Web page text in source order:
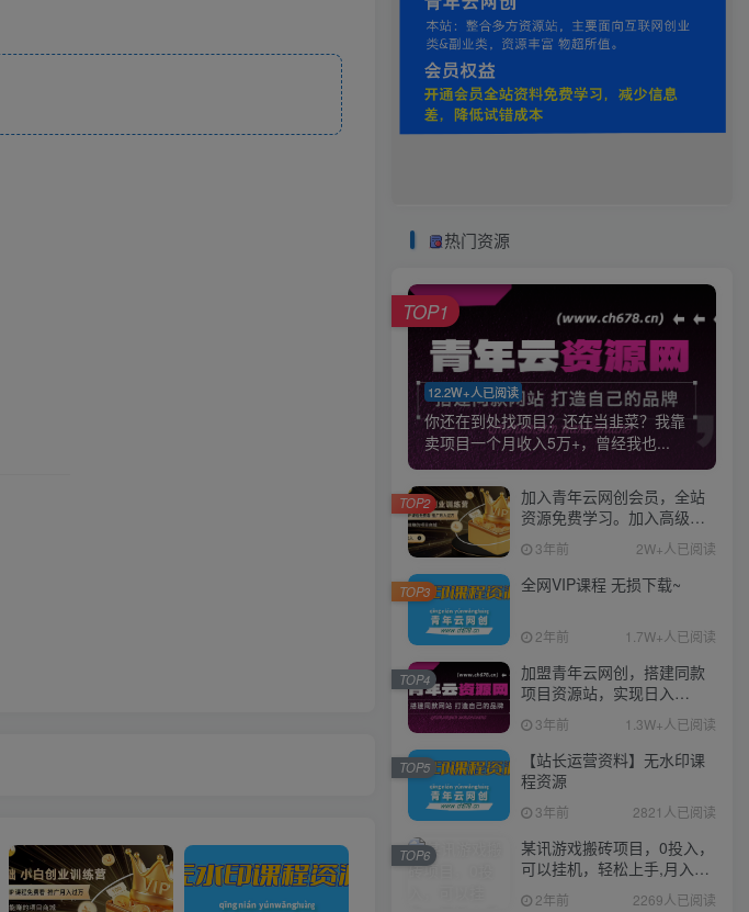
热门资源
12.2W+人已阅读
你还在到处找项目？还在当韭菜？我靠
卖项目一个月收入5万+，曾经我也...
TOP1
加入青年云网创会员，全站
资源免费学习。加入高级合
伙人，推广日入1000+
3年前 2W+人已阅读
TOP2
全网VIP课程 无损下载~
2年前 1.7W+人已阅读
TOP3
加盟青年云网创，搭建同款
项目资源站，实现日入
2000+
3年前 1.3W+人已阅读
TOP4
【站长运营资料】无水印课
程资源
3年前 2821人已阅读
TOP5
某讯游戏搬砖项目，0投入，
可以挂机，轻松上手,月入
3000+上不封顶
2年前 2269人已阅读
TOP6